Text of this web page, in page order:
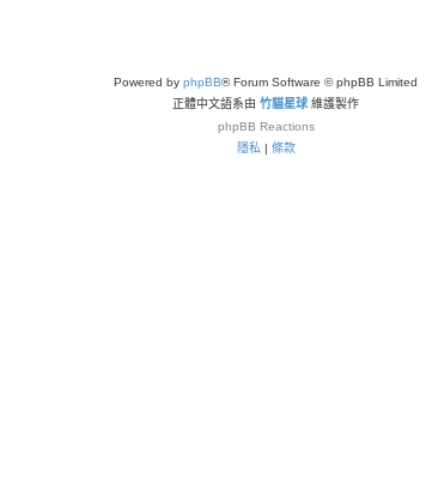
Powered by phpBB® Forum Software © phpBB Limited
正體中文語系由 竹貓星球 維護製作
phpBB Reactions
隱私 | 條款